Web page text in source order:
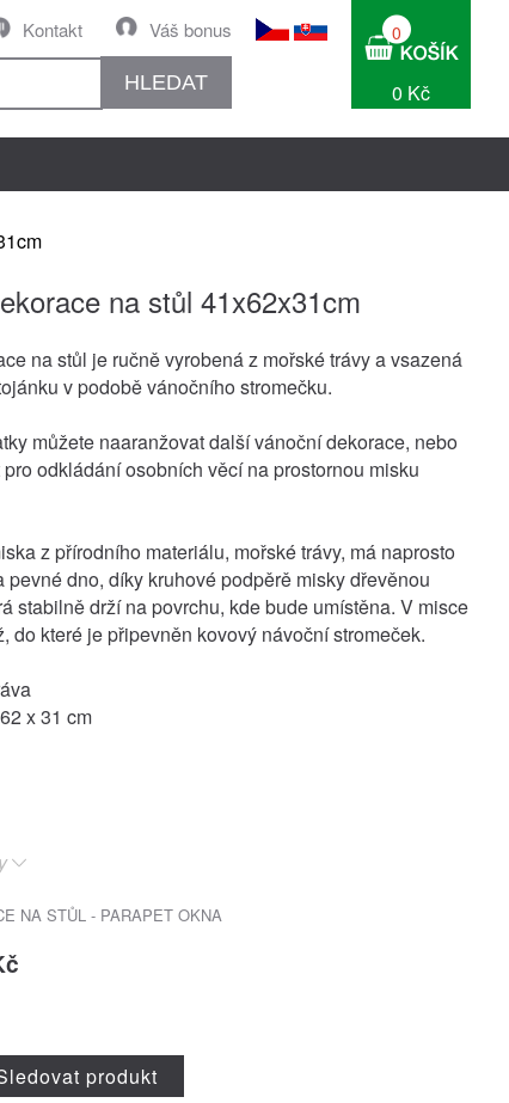
Váš bonus
Kontakt
HLEDAT
0
0 Kč
na stůl 41x62x31cm
na stůl je ručně vyrobená z mořské trávy a vsazená
v podobě vánočního stromečku.
můžete naaranžovat další vánoční dekorace, nebo
odkládání osobních věcí na prostornou misku
z přírodního materiálu, mořské trávy, má naprosto
pevné dno, díky kruhové podpěrě misky dřevěnou
stabilně drží na povrchu, kde bude umístěna. V misce
do které je připevněn kovový návoční stromeček.
x 31 cm
NA STŮL - PARAPET OKNA
produkt